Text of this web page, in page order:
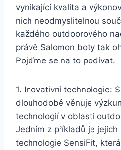
vynikající kvalita ⁢a
‍nich⁣ neodmyslitelnou
každého outdoorového
právě Salomon boty tak
Pojďme se‌ na to podívat.
1. ​Inovativní technologie:⁢
dlouhodobě věnuje
technologií v oblasti⁢
Jedním⁣ z příkladů je jejich
technologie SensiFit,